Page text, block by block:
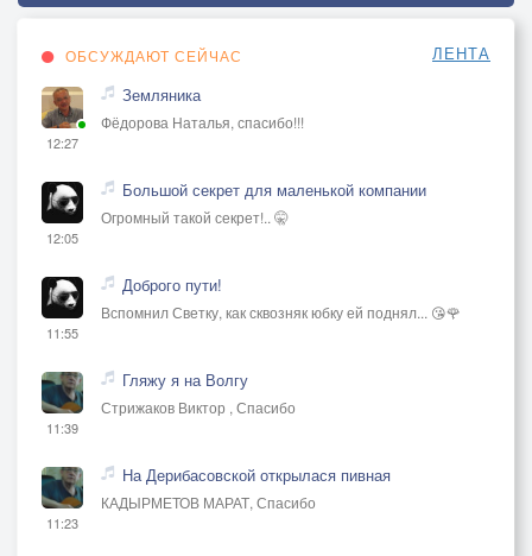
ОБСУЖДАЮТ СЕЙЧАС ЛЕНТА
12:27
Земляника
Фёдорова Наталья, спасибо!!!
12:05
Большой секрет для маленькой компании
Огромный такой секрет!.. 🤫
11:55
Доброго пути!
Вспомнил Светку, как сквозняк юбку ей поднял... 😘🌹
11:39
Гляжу я на Волгу
Стрижаков Виктор , Спасибо
11:23
На Дерибасовской открылася пивная
КАДЫРМЕТОВ МАРАТ, Спасибо